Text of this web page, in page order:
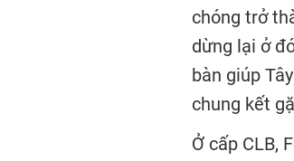
chóng trở
dừng lại ở
bàn giúp
chung kết
Ở cấp CLB,